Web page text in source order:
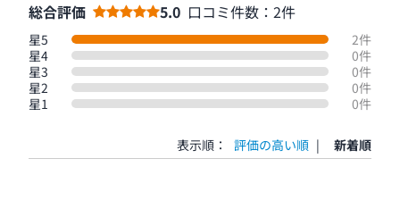
総合評価 5.0 口コミ件数：2件
星5
2件
星4
0件
星3
0件
星2
0件
星1
0件
表示順： 評価の高い順 | 新着順